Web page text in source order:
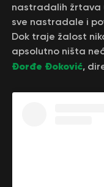
nastradalih žrtava
sve nastradale i
Dok traje žalost
apsolutno ništa
Đorđe Đoković,